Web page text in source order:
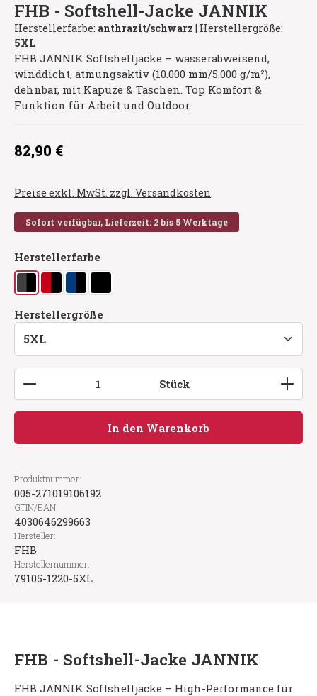
FHB - Softshell-Jacke JANNIK
Herstellerfarbe: anthrazit/schwarz | Herstellergröße:
5XL
FHB JANNIK Softshelljacke – wasserabweisend,
winddicht, atmungsaktiv (10.000 mm/5.000 g/m²),
dehnbar, mit Kapuze & Taschen. Top Komfort &
Funktion für Arbeit und Outdoor.
Regulärer Preis:
82,90 €
Preise exkl. MwSt. zzgl. Versandkosten
Sofort verfügbar, Lieferzeit: 2 bis 5 Werktage
Herstellerfarbe
anthrazit/schwarz
rot/schwarz
royalblau/schwarz
schwarz
Herstellergröße
Produkt Anzahl: Gib den gewünschten Wert
Stück
In den Warenkorb
Produktnummer:
005-271019106192
GTIN/EAN:
4030646299663
Hersteller:
FHB
Herstellernummer:
79105-1220-5XL
FHB - Softshell-Jacke JANNIK
FHB JANNIK Softshelljacke – High-Performance für